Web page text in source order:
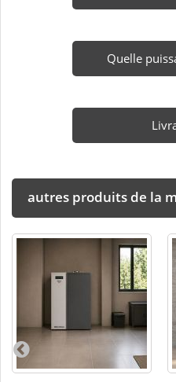
Quelle
autres produits de la